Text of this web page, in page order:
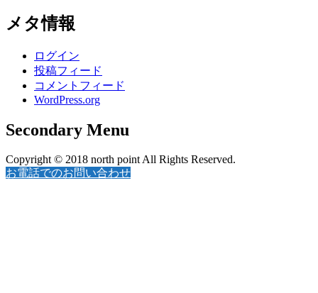
メタ情報
ログイン
投稿フィード
コメントフィード
WordPress.org
Secondary Menu
Copyright © 2018 north point All Rights Reserved.
お電話でのお問い合わせ